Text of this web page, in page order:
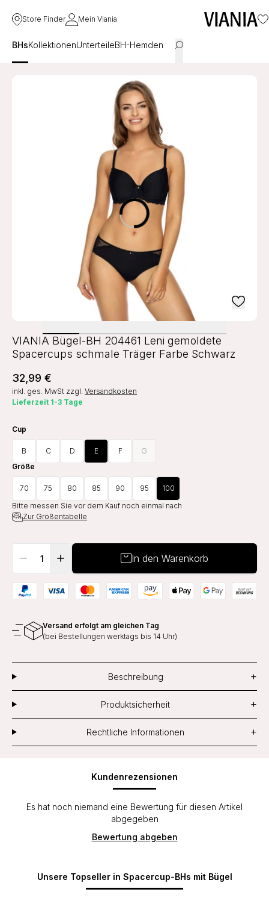
Store Finder Mein Viania
BHsKollektionenUnterteileBH-Hemden
VIANIA Bügel-BH 204461 Leni gemoldete
Spacercups schmale Träger Farbe Schwarz
32,99 €
inkl. ges. MwSt zzgl. Versandkosten
Lieferzeit 1-3 Tage
Cup
B C D E F
G
Größe
70 75 80 85 90 95
100
Bitte messen Sie vor dem Kauf noch einmal nach
Zur Größentabelle
In den Warenkorb
Versand erfolgt am gleichen Tag
(bei Bestellungen werktags bis 14 Uhr)
Beschreibung +
Produktsicherheit +
Rechtliche Informationen +
Kundenrezensionen
Es hat noch niemand eine Bewertung für diesen Artikel
abgegeben
Bewertung abgeben
Unsere Topseller in Spacercup-BHs mit Bügel